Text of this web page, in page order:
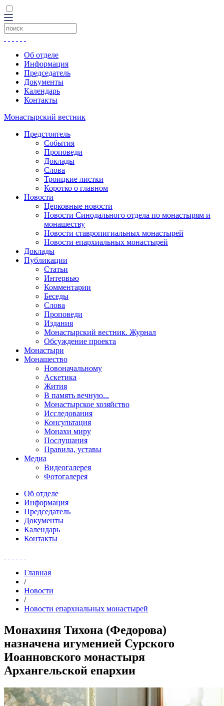
Об отделе
Информация
Председатель
Документы
Календарь
Контакты
Монастырский вестник
Предстоятель
События
Проповеди
Доклады
Слова
Троицкие листки
Коротко о главном
Новости
Церковные новости
Новости Синодального отдела по монастырям и
монашеству
Новости ставропигиальных монастырей
Новости епархиальных монастырей
Доклады
Публикации
Статьи
Интервью
Комментарии
Беседы
Слова
Проповеди
Издания
Монастырский вестник. Журнал
Обсуждение проекта
Монастыри
Монашество
Новоначальному
Аскетика
Жития
В память вечную...
Монастырское хозяйство
Исследования
Консультация
Монахи миру
Послушания
Правила, уставы
Медиа
Видеогалерея
Фотогалерея
Об отделе
Информация
Председатель
Документы
Календарь
Контакты
Главная
/
Новости
/
Новости епархиальных монастырей
Монахиня Тихона (Федорова)
назначена игуменией Сурского
Иоанновского монастыря
Архангельской епархии